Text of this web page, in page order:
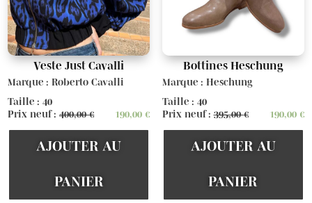
Veste Just Cavalli
Marque : Roberto Cavalli
Taille : 40
Prix neuf :400,00€ 190,00€
AJOUTER AU
PANIER
Bottines Heschung
Marque : Heschung
Taille : 40
Prix neuf :395,00€ 190,00 €
AJOUTER AU
PANIER